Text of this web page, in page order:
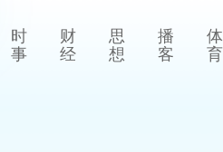
时
事
财
经
思
想
播
客
体
育